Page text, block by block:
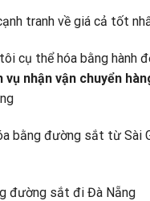
tranh về giá cả tốt
cụ thể hóa bằng hành
vụ nhận vận chuyển
bằng đường sắt từ Sài
đường sắt đi Đà Nẵng